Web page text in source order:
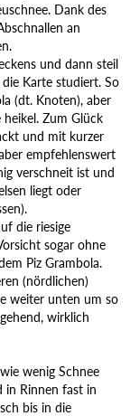
Dank des
an
und dann steil
Karte studiert. So
(dt. Knoten), aber
Zum Glück
und mit kurzer
empfehlenswert
verschneit ist und
liegt oder
die riesige
sogar ohne
Piz Grambola.
(nördlichen)
weiter unten um so
wirklich
wenig Schnee
in Rinnen fast in
bis in die